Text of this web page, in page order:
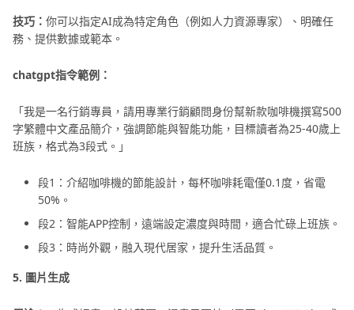
技巧： 你可以指定AI成為特定角色（例如人力資源專家）、明確任
務、提供數據或範本。
chatgpt指令範例：
「我是一名行銷專員，請用專業行銷顧問身份幫新款咖啡機撰寫500
字繁體中文產品簡介，強調節能與智能功能，目標讀者為25-40歲上
班族，格式為3段式。」
段1：介紹咖啡機的節能設計，每杯咖啡耗電僅0.1度，省電
50%。
段2：智能APP控制，遠端設定濃度與時間，適合忙碌上班族。
段3：時尚外觀，融入現代居家，提升生活品質。
5. 圖片生成